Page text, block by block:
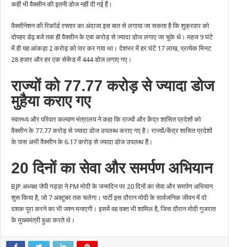
कहीं भी वैक्सीन की इतनी डोज नहीं दी गई हैं।
वैक्सीनेशन की रिकॉर्ड रफ्तार का अंदाजा इस बात से लगाया जा सकता है कि शुक्रवार को
दोपहर डेढ़ बजे तक ही वैक्सीन के एक करोड़ से ज्‍यादा डोज लगाए जा चुके थे। महज 9 घंटे
में ही यह आंकड़ा 2 करोड़ को पार कर गया था। देशभर में हर घंटे 17 लाख, प्रत्येक मिनट
28 हजार और हर एक सेकेंड में 444 डोज लगाए गए।
राज्यों को 77.77 करोड़ से ज्‍यादा डोज
मुहैया कराए गए
स्वास्थ्य और परिवार कल्याण मंत्रालय ने कहा कि राज्यों और केंद्र शासित प्रदेशों को
वैक्सीन के 77.77 करोड़ से ज्‍यादा डोज उपलब्ध कराए गए है। राज्यों/केंद्र शासित प्रदेशों
के पास अभी वैक्सीन के 6.17 करोड़ से ज्‍यादा डोज उपलब्ध हैं।
20 दिनों का सेवा और समर्पण अभियान
BJP अध्यक्ष जेपी नड्डा ने PM मोदी के जन्मदिन पर 20 दिनों का सेवा और समर्पण अभियान
शुरू किया है, जो 7 अक्टूबर तक चलेगा। पार्टी इस दौरान मोदी के सार्वजनिक जीवन में दो
दशक पूरा करने का भी जश्न मनाएगी। इसमें वह वक्‍त भी शामिल है, जिस दौरान मोदी गुजरात
के मुख्यमंत्री हुआ करते थे।